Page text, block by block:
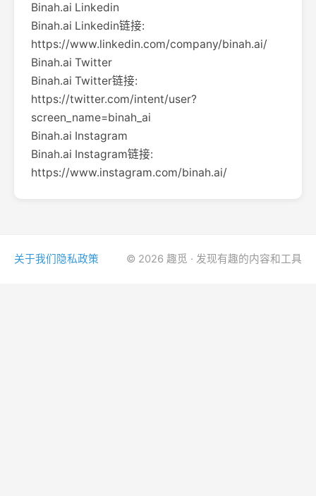
Binah.ai Linkedin
Binah.ai Linkedin链接:
https://www.linkedin.com/company/binah.ai/
Binah.ai Twitter
Binah.ai Twitter链接:
https://twitter.com/intent/user?
screen_name=binah_ai
Binah.ai Instagram
Binah.ai Instagram链接:
https://www.instagram.com/binah.ai/
关于我们 隐私政策 © 2026 趣觅 · 发现有趣的内容和工具